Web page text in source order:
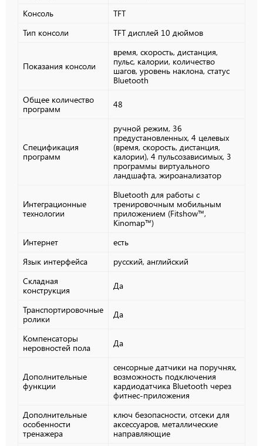
Консоль
TFT
Тип консоли
TFT дисплей 10 дюймов
Показания консоли
время, скорость, дистанция,
пульс, калории, количество
шагов, уровень наклона, статус
Bluetooth
Общее количество
программ
48
Спецификация
программ
ручной режим, 36
предустановленных, 4 целевых
(время, скорость, дистанция,
калории), 4 пульсозависимых, 3
программы виртуального
ландшафта, жироанализатор
Интеграционные
технологии
Bluetooth для работы с
тренировочным мобильным
приложением (Fitshow™,
Kinomap™)
Интернет
есть
Язык интерфейса
русский, английский
Складная
конструкция
Да
Транспортировочные
ролики
Да
Компенсаторы
неровностей пола
Да
Дополнительные
функции
сенсорные датчики на поручнях,
возможность подключения
кардиодатчика Bluetooth через
фитнес-приложения
Дополнительные
особенности
тренажера
ключ безопасности, отсеки для
аксессуаров, металлические
направляющие